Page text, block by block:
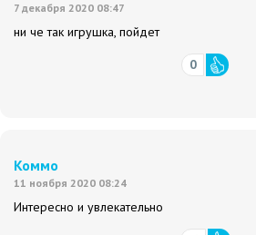
7 декабря 2020 08:47
ни че так игрушка, пойдет
0
Коммо
11 ноября 2020 08:24
Интересно и увлекательно